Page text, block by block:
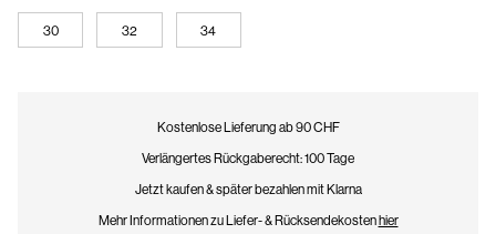
30 32 34
Kostenlose Lieferung ab 90 CHF
Verlängertes Rückgaberecht: 100 Tage
Jetzt kaufen & später bezahlen mit Klarna
Mehr Informationen zu Liefer- & Rücksendekosten hier